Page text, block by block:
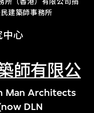
所（香港）有限公司捐
建築師事務所
中心
師有限公
Man Architects
DLN